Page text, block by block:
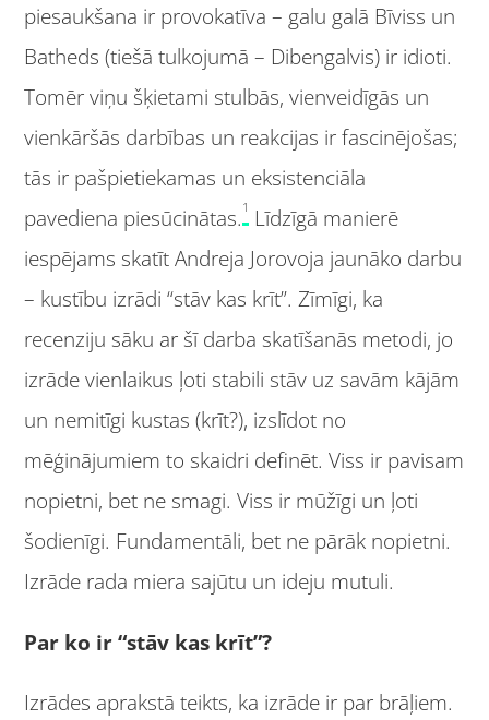
piesaukšana ir provokatīva – galu galā Bīviss un
Batheds (tiešā tulkojumā – Dibengalvis) ir idioti.
Tomēr viņu šķietami stulbās, vienveidīgās un
vienkāršās darbības un reakcijas ir fascinējošas;
tās ir pašpietiekamas un eksistenciāla
pavediena piesūcinātas.1
Līdzīgā manierē
iespējams skatīt Andreja Jorovoja jaunāko darbu
– kustību izrādi “stāv kas krīt”. Zīmīgi, ka
recenziju sāku ar šī darba skatīšanās metodi, jo
izrāde vienlaikus ļoti stabili stāv uz savām kājām
un nemitīgi kustas (krīt?), izslīdot no
mēģinājumiem to skaidri definēt. Viss ir pavisam
nopietni, bet ne smagi. Viss ir mūžīgi un ļoti
šodienīgi. Fundamentāli, bet ne pārāk nopietni.
Izrāde rada miera sajūtu un ideju mutuli.
Par ko ir “stāv kas krīt”?
Izrādes aprakstā teikts, ka izrāde ir par brāļiem.